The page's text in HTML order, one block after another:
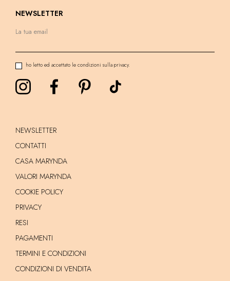
NEWSLETTER
ho letto ed accettato le condizioni sulla privacy.
NEWSLETTER
CONTATTI
CASA MARYNDA
VALORI MARYNDA
COOKIE POLICY
PRIVACY
RESI
PAGAMENTI
TERMINI E CONDIZIONI
CONDIZIONI DI VENDITA